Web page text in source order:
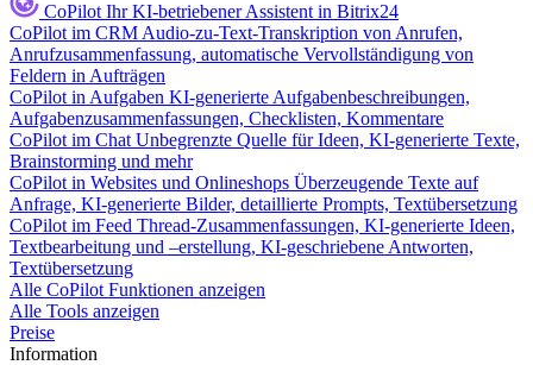
CoPilot Ihr KI-betriebener Assistent in Bitrix24
CoPilot im CRM Audio-zu-Text-Transkription von Anrufen,
Anrufzusammenfassung, automatische Vervollständigung von
Feldern in Aufträgen
CoPilot in Aufgaben KI-generierte Aufgabenbeschreibungen,
Aufgabenzusammenfassungen, Checklisten, Kommentare
CoPilot im Chat Unbegrenzte Quelle für Ideen, KI-generierte Texte,
Brainstorming und mehr
CoPilot in Websites und Onlineshops Überzeugende Texte auf
Anfrage, KI-generierte Bilder, detaillierte Prompts, Textübersetzung
CoPilot im Feed Thread-Zusammenfassungen, KI-generierte Ideen,
Textbearbeitung und –erstellung, KI-geschriebene Antworten,
Textübersetzung
Alle CoPilot Funktionen anzeigen
Alle Tools anzeigen
Preise
Information